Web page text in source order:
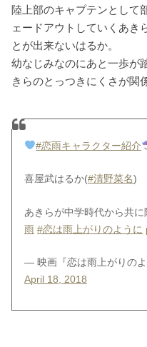
陸上部のキャプテンとして
ェードアウトしていくあき
とが出来ないはるか。
幼なじみなのにあと一歩が
きらのとっつきにくさが関
#恋雨キャラクター紹介
喜屋武はるか(#清野菜名)
あきらが中学時代から共
雨 #恋は雨上がりのように
— 映画『恋は雨上がりの
April 18, 2018